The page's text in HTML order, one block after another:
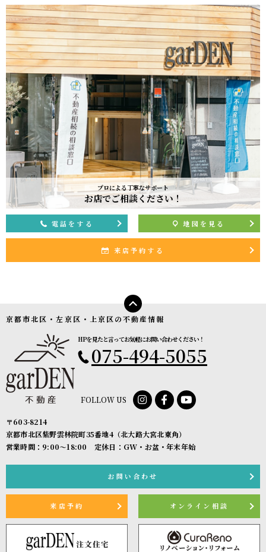
プロによる丁寧なサポート
お店でご相談ください！
電話をする 地図を見る
来店予約する
京都市北区・左京区・上京区の不動産情報
FOLLOW US
HPを見たと言ってお気軽にお問い合わせください！
075-494-5055
〒603-8214
京都市北区紫野雲林院町35番地4（北大路大宮北東角）
営業時間：9:00〜18:00 定休日：GW・お盆・年末年始
お問い合わせ
来店予約 オンライン相談